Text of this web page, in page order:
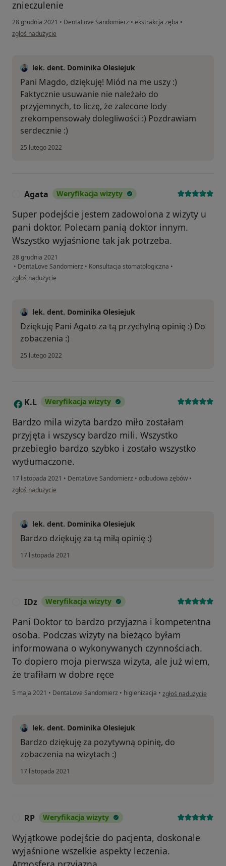
znieczulenie
28 grudnia 2021 • DentaLove Sandomierz • ekstrakcja zęba •
w opinii użytkownika Magdalena M
zgłoś nadużycie
lek. dent. Dominika Olesiejuk
Pani Magdo, dziękuję! Miód na me uszy :)
Faktycznie usuwanie nie należało do
przyjemnych, to liczę, że zalecone lody
zrekompensowały dolegliwości :) Pozdrawiam
serdecznie :)
25 lutego 2022
Agata Weryfikacja wizyty
Super podejście jestem zadowolona z wizyty u
pani doktor. Polecam panią doktor innym.
Wszystko wyjaśnione tak jak potrzeba.
28 grudnia 2021
• DentaLove Sandomierz • Konsultacja stomatologiczna •
w opinii użytkownika Agata
zgłoś nadużycie
lek. dent. Dominika Olesiejuk
Dziękuję Pani Agato za tą przychylną opinię :) Do
zobaczenia :)
25 lutego 2022
K K.L Weryfikacja wizyty
Bardzo mila wizyta bardzo miło zostałam
przyjęta i wszyscy bardzo mili. Wszystko
przebiegło bardzo szybko i zostało wszystko
wytłumaczone.
17 listopada 2021 • DentaLove Sandomierz • odbudowa zębów •
w opinii użytkownika K.L
zgłoś nadużycie
lek. dent. Dominika Olesiejuk
Bardzo dziękuję za tą miłą opinię :)
17 listopada 2021
IDz Weryfikacja wizyty
Pani Doktor to bardzo przyjazna i kompetentna
osoba. Podczas wizyty na bieżąco byłam
informowana o wykonywanych czynnościach.
To dopiero moja pierwsza wizyta, ale już wiem,
że trafiłam w dobre ręce
5 maja 2021 • DentaLove Sandomierz • higienizacja • w opinii użytkownika
zgłoś nadużycie
lek. dent. Dominika Olesiejuk
Bardzo dziękuję za pozytywną opinię, do
zobaczenia na wizytach :)
17 listopada 2021
RP Weryfikacja wizyty
Wyjątkowe podejście do pacjenta, doskonale
wyjaśnione wszelkie aspekty leczenia.